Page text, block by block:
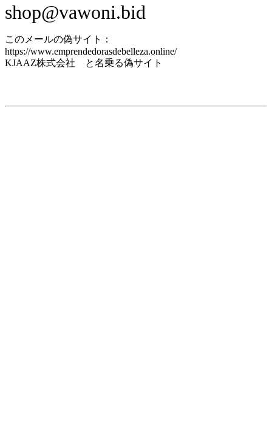
shop@vawoni.bid
このメールの偽サイト：
https://www.emprendedorasdebelleza.online/
KJAAZ株式会社 と名乗る偽サイト